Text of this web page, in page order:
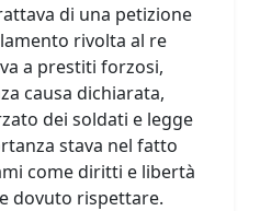
di una petizione
rivolta al re
a prestiti forzosi,
causa dichiarata,
dei soldati e legge
stava nel fatto
come diritti e libertà
dovuto rispettare.